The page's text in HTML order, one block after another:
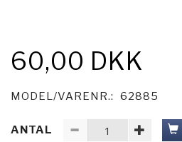
60,00 DKK
MODEL/VARENR.: 62885
ANTAL